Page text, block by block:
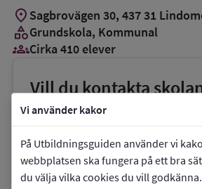
Vi använder kakor
På Utbildningsguiden använder vi
webbplatsen ska fungera på ett bra
du välja vilka cookies du vill godkänna.
location_on Sagbrovägen 30, 437 31
categoryGrundskola, Kommunal
groups_3Cirka 410 elever
Vill du kontakta
phoneTelefon:031-3171034
E-post:
link Webbplats:Almåsskolan